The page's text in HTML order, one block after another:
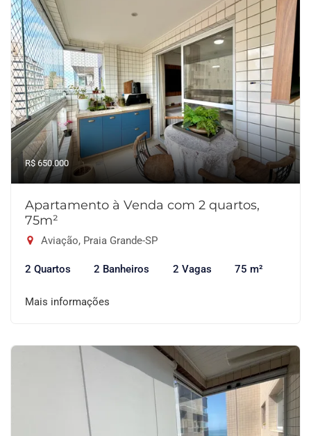
R$ 650.000
Apartamento à Venda com 2 quartos,
75m²
Aviação, Praia Grande-SP
2 Quartos 2 Banheiros 2 Vagas 75 m²
Mais informações